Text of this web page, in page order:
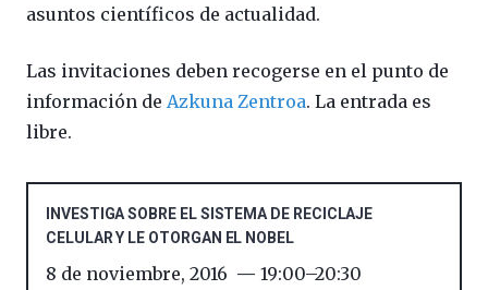
asuntos científicos de actualidad.
Las invitaciones deben recogerse en el punto de
información de Azkuna Zentroa. La entrada es
libre.
INVESTIGA SOBRE EL SISTEMA DE RECICLAJE
CELULAR Y LE OTORGAN EL NOBEL
8 de noviembre, 2016 19:00–20:30